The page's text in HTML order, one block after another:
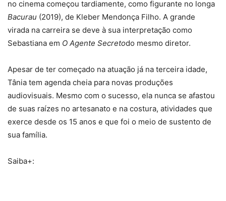
no cinema começou tardiamente, como figurante no longa
Bacurau (2019), de Kleber Mendonça Filho. A grande
virada na carreira se deve à sua interpretação como
Sebastiana em O Agente Secretodo mesmo diretor.
Apesar de ter começado na atuação já na terceira idade,
Tânia tem agenda cheia para novas produções
audiovisuais. Mesmo com o sucesso, ela nunca se afastou
de suas raízes no artesanato e na costura, atividades que
exerce desde os 15 anos e que foi o meio de sustento de
sua família.
Saiba+: